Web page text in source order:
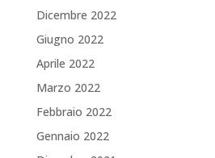
Dicembre 2022
Giugno 2022
Aprile 2022
Marzo 2022
Febbraio 2022
Gennaio 2022